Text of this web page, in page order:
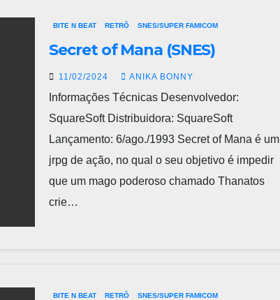
BITE N BEAT RETRÔ SNES/SUPER FAMICOM
Secret of Mana (SNES)
11/02/2024 ANIKA BONNY
Informações Técnicas Desenvolvedor:
SquareSoft Distribuidora: SquareSoft
Lançamento: 6/ago./1993 Secret of Mana é um
jrpg de ação, no qual o seu objetivo é impedir
que um mago poderoso chamado Thanatos
crie…
BITE N BEAT RETRÔ SNES/SUPER FAMICOM